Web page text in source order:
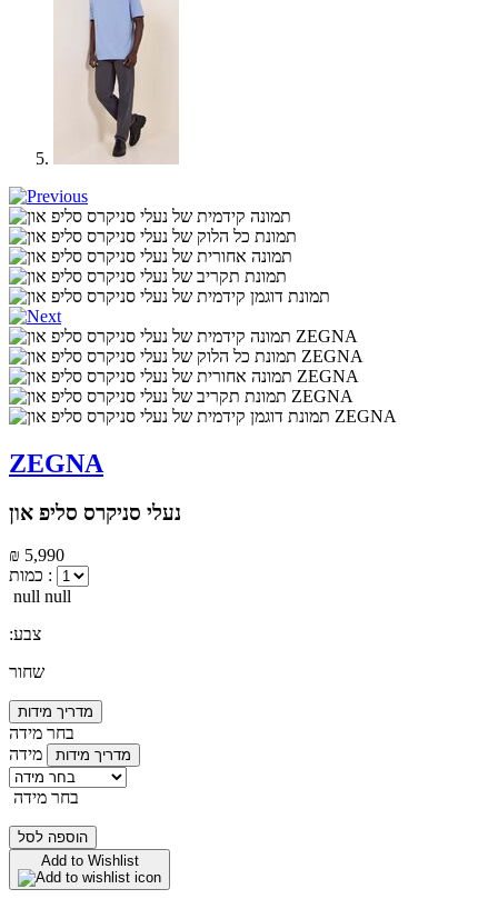
ZEGNA
נעלי סניקרס סליפ און
₪ 5,990
כמות :
null null
:צבע
שחור
מדריך מידות
בחר מידה
מידה
מדריך מידות
בחר מידה
הוספה לסל
Add to Wishlist